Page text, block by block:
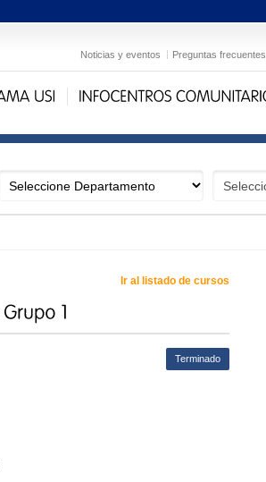
Noticias y eventos Preguntas frecuentes
Ir al listado de cursos
Terminado